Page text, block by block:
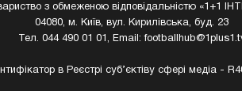
з обмеженою відповідальністю «1+1
04080, м. Київ, вул. Кирилівська, буд. 23
Тел. 044 490 01 01, Email:
в Реєстрі суб’єктіву сфері медіа -